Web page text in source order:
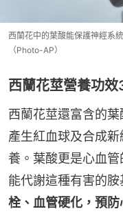
西蘭花中的葉酸能保護神經系
（Photo-AP）
西蘭花莖營養功
西蘭花莖還富含的
產生紅血球及合成
養。葉酸更是心血管
能代謝這種有害的
栓、血管硬化，預防